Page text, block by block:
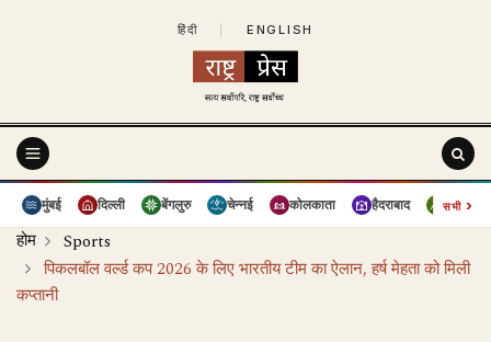
हिंदी ENGLISH
मुंबई दिल्ली बेंगलुरु चेन्नई कोलकाता हैदराबाद पुणे
सभी›
होम
Sports
पिकलबॉल वर्ल्ड कप 2026 के लिए भारतीय टीम का ऐलान, हर्ष मेहता को मिली
कप्तानी